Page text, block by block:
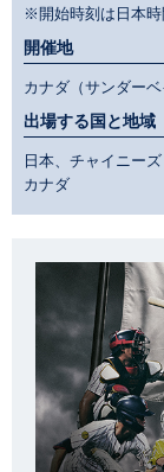
※開始時刻は日本時
開催地
カナダ（サンダーベ
出場する国と地域
日本、チャイニー
カナダ